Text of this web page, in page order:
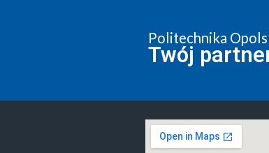
Politechnika
Twój